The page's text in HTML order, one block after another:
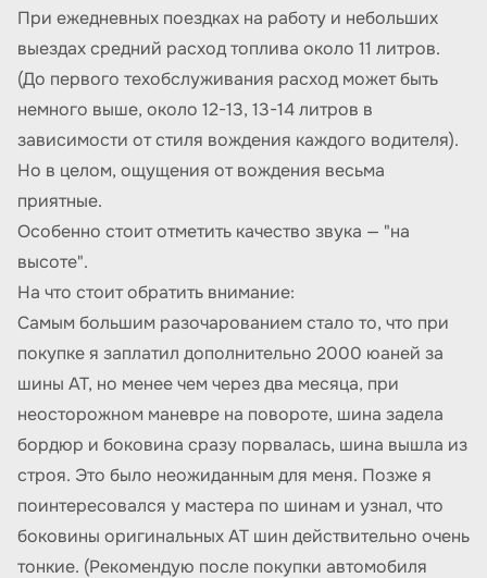
При ежедневных поездках на работу и небольших
выездах средний расход топлива около 11 литров.
(До первого техобслуживания расход может быть
немного выше, около 12-13, 13-14 литров в
зависимости от стиля вождения каждого водителя).
Но в целом, ощущения от вождения весьма
приятные.
Особенно стоит отметить качество звука — "на
высоте".
На что стоит обратить внимание:
Самым большим разочарованием стало то, что при
покупке я заплатил дополнительно 2000 юаней за
шины AT, но менее чем через два месяца, при
неосторожном маневре на повороте, шина задела
бордюр и боковина сразу порвалась, шина вышла из
строя. Это было неожиданным для меня. Позже я
поинтересовался у мастера по шинам и узнал, что
боковины оригинальных AT шин действительно очень
тонкие. (Рекомендую после покупки автомобиля